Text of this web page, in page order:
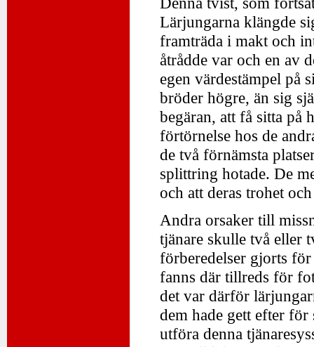
Lärjungarna klängde
framträda i makt och
åtrådde var och en av
egen värdestämpel på
bröder högre, än sig
begäran, att få sitta på
förtörnelse hos de
de två förnämsta
splittring hotade. De
och att deras trohet
Andra orsaker till
tjänare skulle två eller
förberedelser gjorts
fanns där tillreds för
det var därför
dem hade gett efter
utföra denna